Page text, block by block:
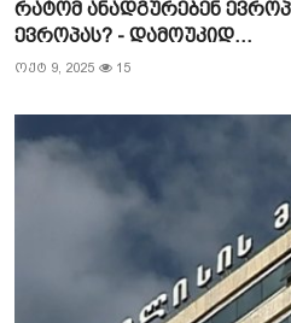
რატომ ანადგურებენ
ევროპას? - დამოუკიდ...
ოქტ 9, 2025 15